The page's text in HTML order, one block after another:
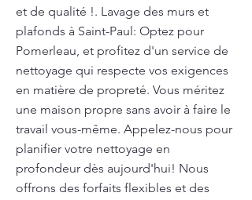
et de qualité !. Lavage des murs et
plafonds à Saint-Paul: Optez pour
Pomerleau, et profitez d'un service de
nettoyage qui respecte vos exigences
en matière de propreté. Vous méritez
une maison propre sans avoir à faire le
travail vous-même. Appelez-nous pour
planifier votre nettoyage en
profondeur dès aujourd'hui! Nous
offrons des forfaits flexibles et des